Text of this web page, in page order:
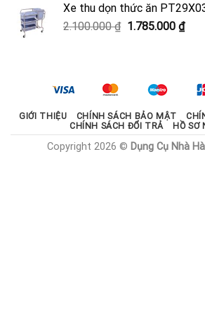
2.000.000 ₫.là:
Xe thu dọn thức ăn
2.100.000₫ Giá
1.785.000 ₫Giá
GIỚI THIỆU CHÍNH SÁCH BẢO MẬT
CHÍNH SÁCH ĐỔI TRẢ
HỒ SƠ
Copyright 2026 © Dụng Cụ Nhà